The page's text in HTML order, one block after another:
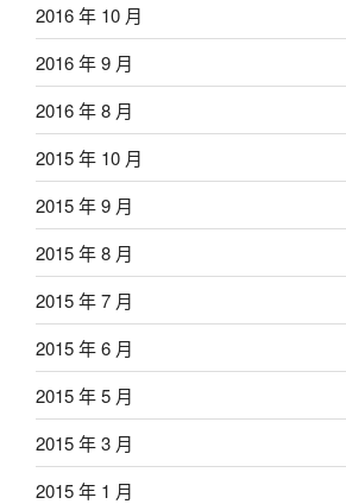
2016 年 10 月
2016 年 9 月
2016 年 8 月
2015 年 10 月
2015 年 9 月
2015 年 8 月
2015 年 7 月
2015 年 6 月
2015 年 5 月
2015 年 3 月
2015 年 1 月